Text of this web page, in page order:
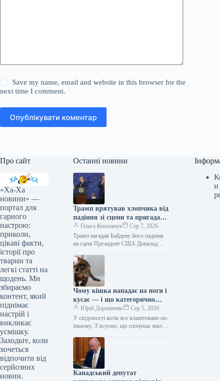
Save my name, email and website in this browser for the
next time I comment.
Опублікувати коментар
Про сайт
«Ха-Ха
новини» —
портал для
гарного
настрою:
приколи,
цікаві факти,
історії про
тварин та
легкі статті на
щодень. Ми
збираємо
контент, який
піднімає
настрій і
викликає
усмішку.
Заходьте, коли
хочеться
відпочити від
серйозних
новин.
Останні новини
Трамп врятував хлопчика від
падіння зі сцени та пригадав
Байдена (відео)
Ольга Ковальчук
Сер 7, 2026
Трамп нагадав Байдену його падіння
на сцені Президент США Дональд
сцени та обмовився про…
Чому кішка нападає на ноги і
кусає — і що категорично
заборонено робити у відповідь
Юрій Дорошенко
Сер 5, 2026
У свідомості котів все влаштовано по-
іншому. З’ясуємо, що спонукає милу
домашнього бешкетника, і як
повернути спокій…
Канадський депутат
и